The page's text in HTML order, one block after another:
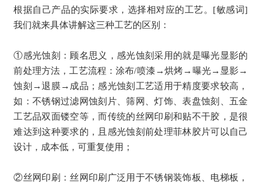
根据自己产品的实际要求，选择相对应的工艺。[敏感词]
我们就来具体讲解这三种工艺的区别：
①感光蚀刻：顾名思义，感光蚀刻采用的就是曝光显影的
前处理方法，工艺流程：涂布/喷漆→烘烤→曝光→显影→
蚀刻→退膜→成品；感光蚀刻工艺适用于精度要求较高，
如：不锈钢过滤网蚀刻片、筛网、灯饰、表盘蚀刻、五金
工艺品双面镂空等，而传统的丝网印刷和贴不干胶，是很
难达到这种要求的，且感光蚀刻前处理菲林胶片可以自己
设计，成本低，可重复使用；
②丝网印刷：丝网印刷广泛用于不锈钢装饰板、电梯板，